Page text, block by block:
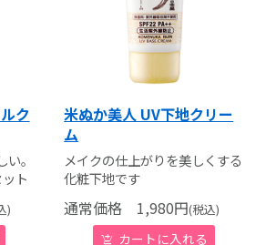
ク
。
ト
)
米ぬか美人 UV下地クリー
ム
メイクの仕上がりを美しくする
化粧下地です
通常価格 1,980円(税込)